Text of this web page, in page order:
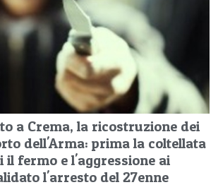
a Crema, la ricostruzione dei
dell'Arma: prima la coltellata
il fermo e l'aggressione ai
l'arresto del 27enne